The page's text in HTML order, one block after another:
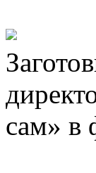
сам» в